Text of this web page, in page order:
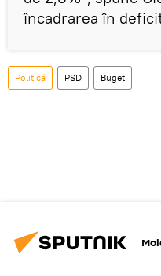
încadrarea în
Politică PSD Buget